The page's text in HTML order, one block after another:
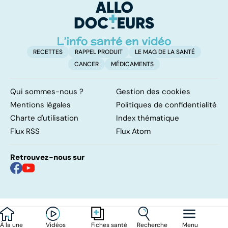
À la une Vidéos Fiches santé Recherche Menu
RECETTES RAPPEL PRODUIT
LE MAG DE LA SANTÉ
CANCER
MÉDICAMENTS
Qui sommes-nous ?
Gestion des cookies
Mentions légales
Politiques de confidentialité
Charte d'utilisation
Index thématique
Flux RSS
Flux Atom
Retrouvez-nous sur